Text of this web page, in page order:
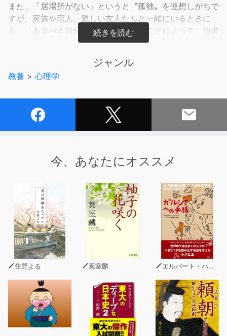
また、「居場所がない」というと〝孤独〟を連想しがちで
すが、家族や恋人、親しい友人たちと一緒にいるときに
も、「あるべき自分」を演じてしまうことによって、他者
との「距離感」や「ありのままの自分を受け入れらない」
本書は、そういった身近な人たちとの「居心地の悪さ」の
原因を明らかにし、他者と自分との向き合い方のヒントを
価・対応にいちいち動じない自分に変わり始めるでしょ
ジャンル
教養 > 心理学
今、あなたにオススメ
住野よる 葉室麟 エルバート・ハバード